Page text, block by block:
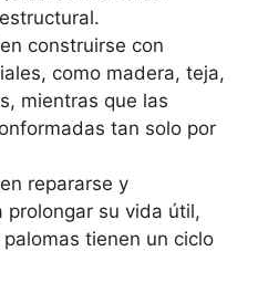
construirse con
como madera, teja,
mientras que las
tan solo por
repararse y
prolongar su vida útil,
tienen un ciclo